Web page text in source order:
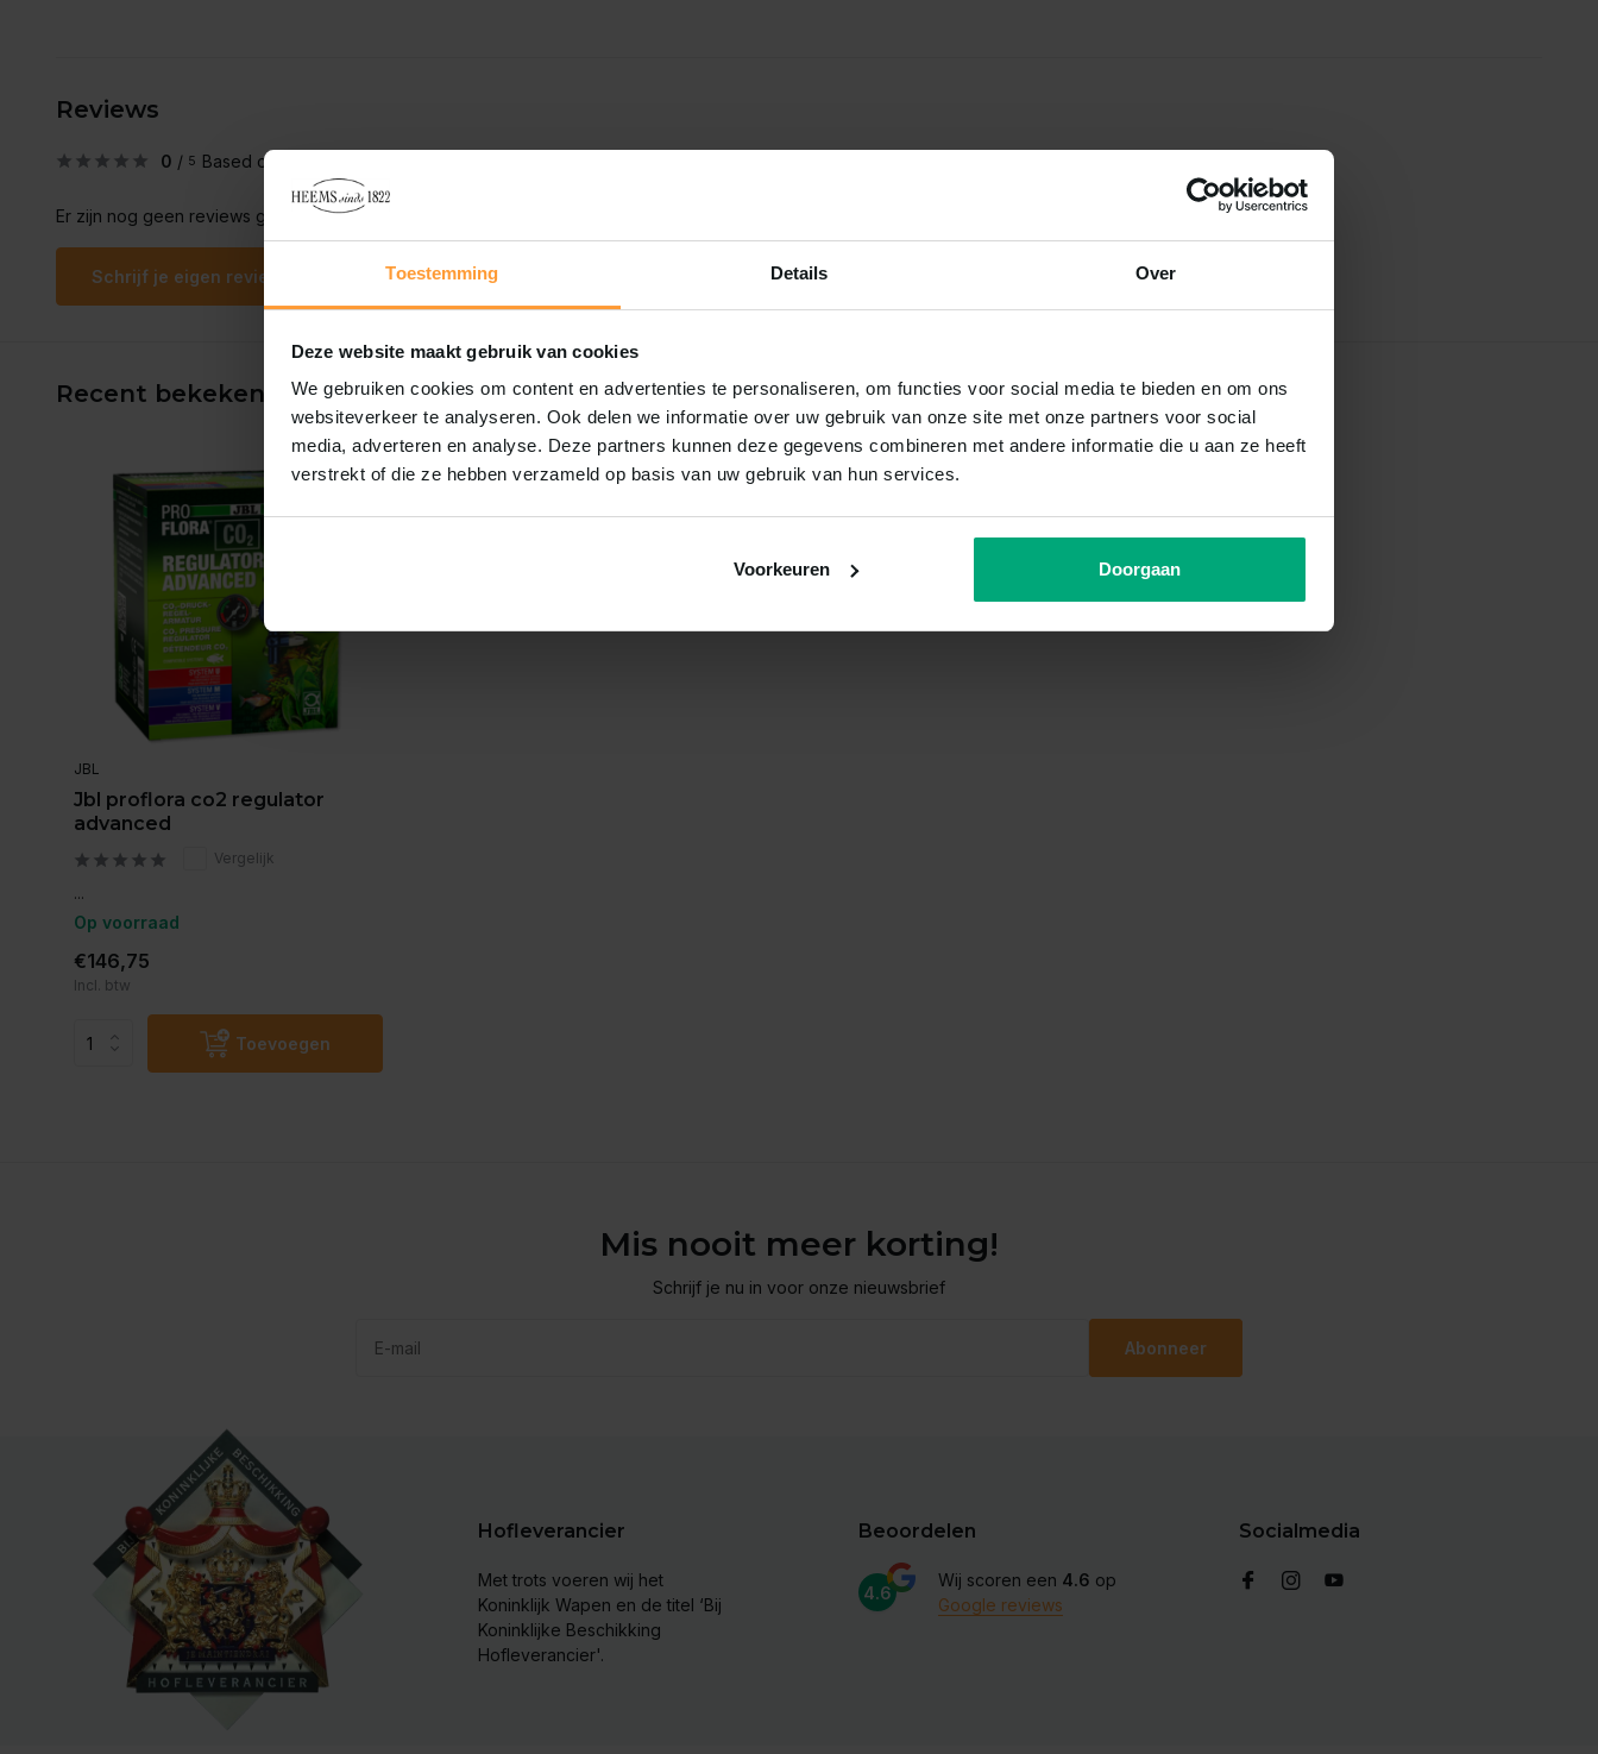
Toestemming Details Over
Deze website maakt gebruik van cookies
We gebruiken cookies om content en advertenties te personaliseren, om functies voor social media te bieden en om ons
websiteverkeer te analyseren. Ook delen we informatie over uw gebruik van onze site met onze partners voor social
media, adverteren en analyse. Deze partners kunnen deze gegevens combineren met andere informatie die u aan ze heeft
verstrekt of die ze hebben verzameld op basis van uw gebruik van hun services.
Voorkeuren Doorgaan
Reviews
0 / 5 Based on 0 reviews
Er zijn nog geen reviews geschreven over dit product..
Schrijf je eigen review
Recent bekeken
JBL
Jbl proflora co2 regulator
advanced
Vergelijk
...
Op voorraad
€146,75
Incl. btw
Toevoegen
Mis nooit meer korting!
Schrijf je nu in voor onze nieuwsbrief
Abonneer
Hofleverancier
Met trots voeren wij het
Koninklijk Wapen en de titel ‘Bij
Koninklijke Beschikking
Hofleverancier'.
Beoordelen
4.6
Wij scoren een 4.6 op
Google reviews
Socialmedia